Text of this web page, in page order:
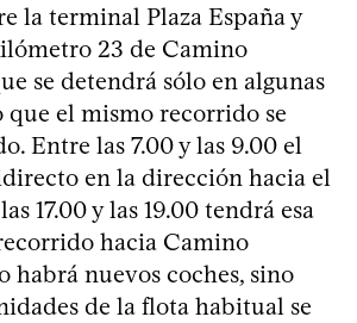
la terminal Plaza España y
23 de Camino
se detendrá sólo en algunas
que el mismo recorrido se
Entre las 7.00 y las 9.00 el
en la dirección hacia el
17.00 y las 19.00 tendrá esa
hacia Camino
habrá nuevos coches, sino
de la flota habitual se